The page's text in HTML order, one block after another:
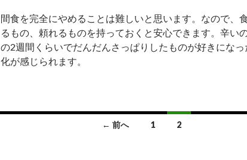
間食を完全にやめることは難しいと思います。なので、
るもの、頼れるものを持っておくと安心できます。辛い
の2週間くらいでだんだんさっぱりしたものが好きにな
化が感じられます。
← 前へ 1 2